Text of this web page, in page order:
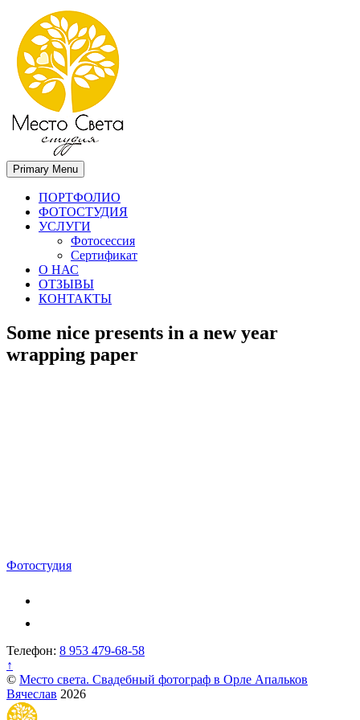
Место света. Свадебный фотограф в Орле Апальков Вячеслав
Свадебный фотограф в Орле
Primary Menu
ПОРТФОЛИО
ФОТОСТУДИЯ
УСЛУГИ
Фотосессия
Сертификат
О НАС
ОТЗЫВЫ
КОНТАКТЫ
Some nice presents in a new year
wrapping paper
Навигация
Фотостудия
Телефон: 8 953 479-68-58
↑
© Место света. Свадебный фотограф в Орле Апальков
Вячеслав 2026